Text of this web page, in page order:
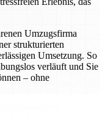
Umzugsfirma
strukturierten
Umsetzung. So
verläuft und Sie
– ohne